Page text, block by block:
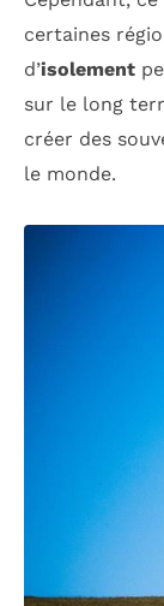
certaines
d’isolement
sur le long
créer des
le monde.